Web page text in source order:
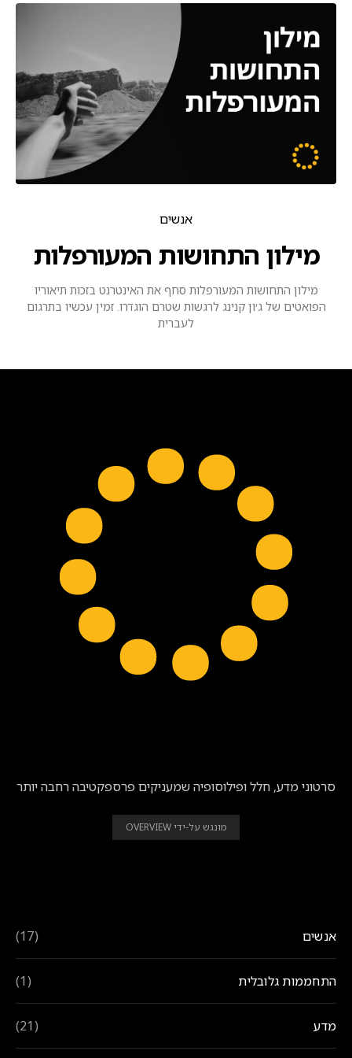
אנשים
מילון התחושות המעורפלות
מילון התחושות המעורפלות סחף את האינטרנט בזכות תיאוריו
הפואטים של ג׳ון קנינג לרגשות שטרם הוגדרו. זמין עכשיו בתרגום
לעברית
סרטוני מדע, חלל ופילוסופיה שמעניקים פרספקטיבה רחבה יותר
מונגש על-ידי OVERVIEW
אנשים (17)
התחממות גלובלית (1)
מדע (21)